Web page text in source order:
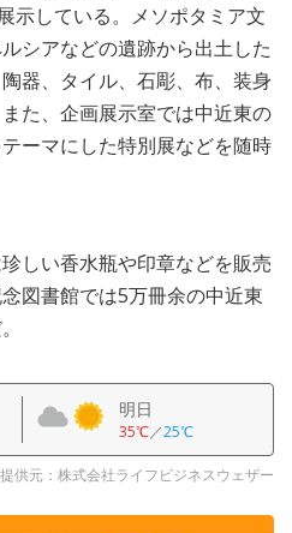
示している。メソポタミア文
シアなどの遺跡から出土した
器、タイル、石彫、布、装身
た、企画展示室では中近東の
ーマにした特別展などを随時
しい香水瓶や印章などを販売
図書館では5万冊余の中近東
明日
35℃／25℃
供元：株式会社ライフビジネスウェザー